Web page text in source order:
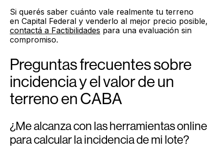
Si querés saber cuánto vale realmente tu terreno
en Capital Federal y venderlo al mejor precio posible,
contactá a Factibilidades para una evaluación sin
compromiso.
Preguntas frecuentes sobre
incidencia y el valor de un
terreno en CABA
¿Me alcanza con las herramientas online
para calcular la incidencia de mi lote?